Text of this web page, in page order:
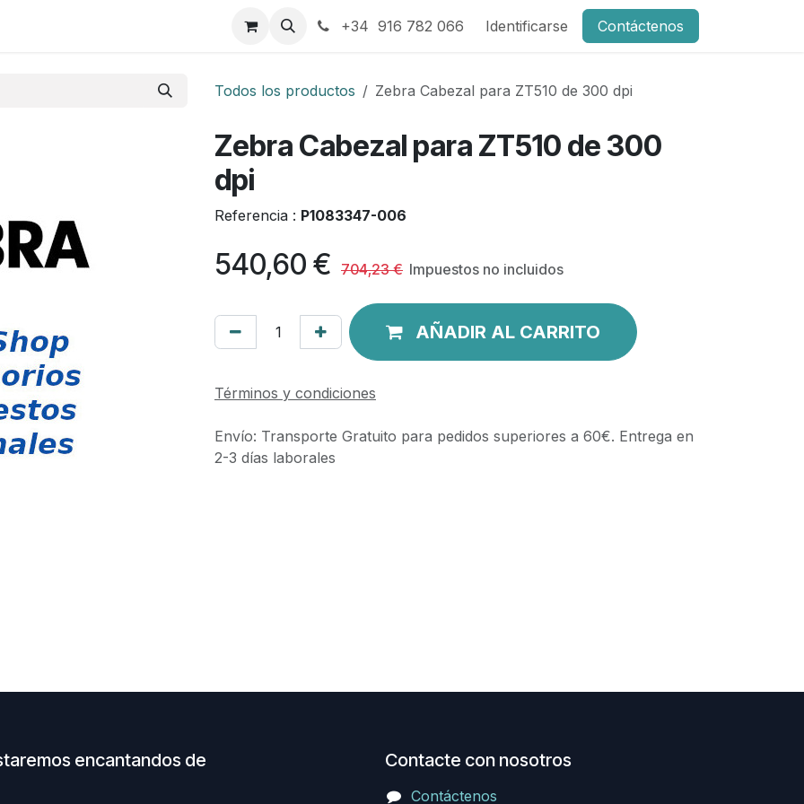
+34 916 782 066 Identificarse Contáctenos
Todos los productos Zebra Cabezal para ZT510 de 300 dpi
Zebra Cabezal para ZT510 de 300
dpi
Referencia : P1083347-006
540,60 € 704,23€ Impuestos no incluidos
AÑADIR AL CARRITO
Términos y condiciones
Envío: Transporte Gratuito para pedidos superiores a 60€. Entrega en
2-3 días laborales
encantandos de
Contacte con nosotros
Contáctenos